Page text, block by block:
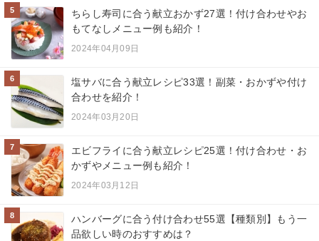
5
ちらし寿司に合う献立おかず27選！付け合わせやお
もてなしメニュー例も紹介！
2024年04月09日
6
塩サバに合う献立レシピ33選！副菜・おかずや付け
合わせを紹介！
2024年03月20日
7
エビフライに合う献立レシピ25選！付け合わせ・お
かずやメニュー例も紹介！
2024年03月12日
8
ハンバーグに合う付け合わせ55選【種類別】もう一
品欲しい時のおすすめは？